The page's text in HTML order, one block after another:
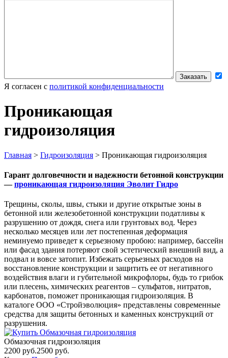
Я согласен с политикой конфиденциальности
Проникающая
гидроизоляция
Главная > Гидроизоляция > Проникающая гидроизоляция
Гарант долговечности и надежности бетонной конструкции
—проникающая гидроизоляция Эволит Гидро
Трещины, сколы, швы, стыки и другие открытые зоны в
бетонной или железобетонной конструкции податливы к
разрушению от дождя, снега или грунтовых вод. Через
несколько месяцев или лет постепенная деформация
неминуемо приведет к серьезному пробою: например, бассейн
или фасад здания потеряют свой эстетический внешний вид, а
подвал и вовсе затопит. Избежать серьезных расходов на
восстановление конструкции и защитить ее от негативного
воздействия влаги и губительной микрофлоры, будь то грибок
или плесень, химических реагентов – сульфатов, нитратов,
карбонатов, поможет проникающая гидроизоляция. В
каталоге ООО «Стройэволюция» представлены современные
средства для защиты бетонных и каменных конструкций от
разрушения.
Обмазочная гидроизоляция
2200 руб.2500 руб.